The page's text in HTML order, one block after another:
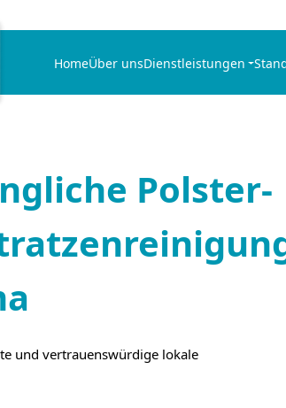
HomeÜber unsDienstleistungen
Polster-
und vertrauenswürdige lokale